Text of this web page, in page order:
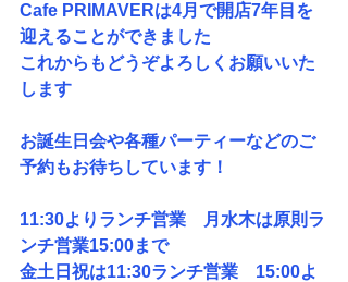
Cafe PRIMAVERは4月で開店7年目を
迎えることができました
これからもどうぞよろしくお願いいた
します
お誕生日会や各種パーティーなどのご
予約もお待ちしています！
11:30よりランチ営業　月水木は原則ラ
ンチ営業15:00まで
金土日祝は11:30ランチ営業　15:00よ